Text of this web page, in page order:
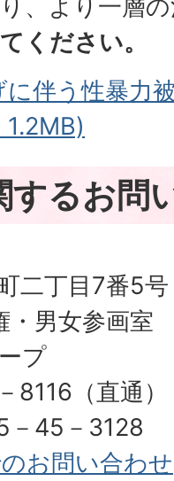
、より一層
ください。
に伴う性暴力
するお問
二丁目7番5号
・男女参画
プ
（直通）
－45－3128
お問い合わせ